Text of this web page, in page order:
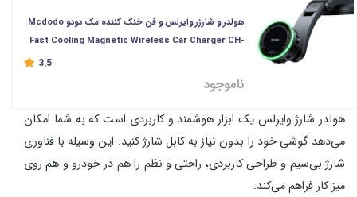
هولدر و شارژر وایرلس و فن خنک کننده مک دودو Mcdodo
Fast Cooling Magnetic Wireless Car Charger CH-
3.5
ناموجود
هولدر شارژ وایرلس یک ابزار هوشمند و کاربردی است که به شما امکان
می‌دهد گوشی خود را بدون نیاز به کابل شارژ کنید. این وسیله با فناوری
شارژ بی‌سیم و طراحی کاربردی، راحتی و نظم را هم در خودرو و هم روی
میز کار فراهم می‌کند.